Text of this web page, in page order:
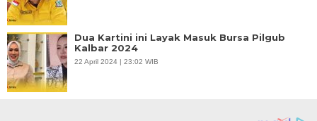
Dua Kartini ini Layak Masuk Bursa Pilgub
Kalbar 2024
22 April 2024 | 23:02 WIB